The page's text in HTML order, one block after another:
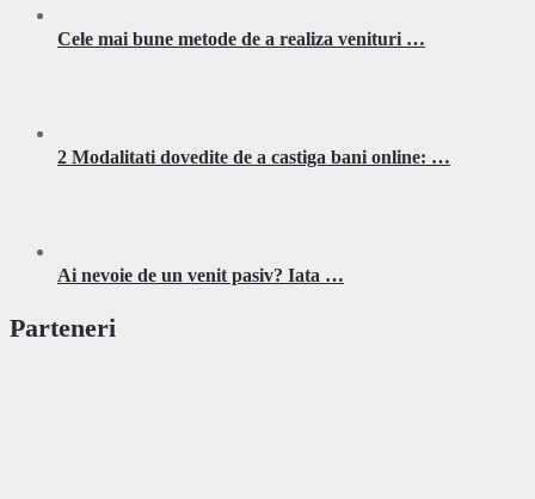
Cele mai bune metode de a realiza venituri …
2 Modalitati dovedite de a castiga bani online: …
Ai nevoie de un venit pasiv? Iata …
Parteneri